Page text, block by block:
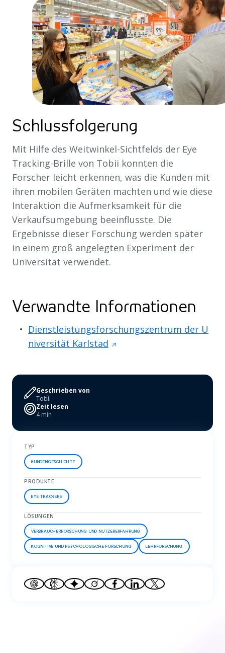
Schlussfolgerung
Mit Hilfe des Weitwinkel-Sichtfelds der Eye
Tracking-Brille von Tobii konnten die
Forscher leicht erkennen, was die Kunden mit
ihren mobilen Geräten machten und wie diese
Interaktion die Aufmerksamkeit für die
Verkaufsumgebung beeinflusste. Die
Ergebnisse dieser Forschung werden später
in einem groß angelegten Experiment der
Universität verwendet.
Verwandte Informationen
Dienstleistungsforschungszentrum der U
niversität Karlstad
Geschrieben von
Tobii
Zeit lesen
4 min
TYP
KUNDENGESCHICHTE
PRODUKTE
EYE TRACKERS
LÖSUNGEN
VERBRAUCHERFORSCHUNG UND NUTZERERFAHRUNG
KOGNITIVE UND PSYCHOLOGISCHE FORSCHUNG LEHRFORSCHUNG